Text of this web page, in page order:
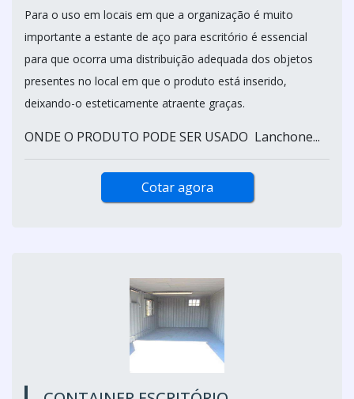
Para o uso em locais em que a organização é muito
importante a estante de aço para escritório é essencial
para que ocorra uma distribuição adequada dos objetos
presentes no local em que o produto está inserido,
deixando-o esteticamente atraente graças.
ONDE O PRODUTO PODE SER USADO Lanchone...
Cotar agora